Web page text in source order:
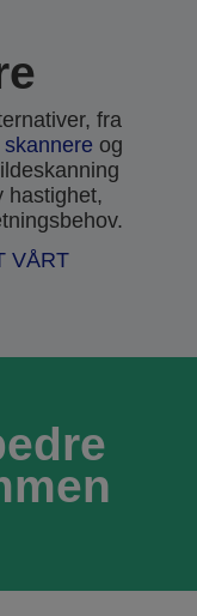
fra
og
hastighet,
VÅRT